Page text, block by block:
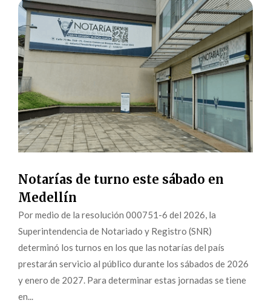
Notarías de turno este sábado en
Medellín
Por medio de la resolución 000751-6 del 2026, la
Superintendencia de Notariado y Registro (SNR)
determinó los turnos en los que las notarías del país
prestarán servicio al público durante los sábados de 2026
y enero de 2027. Para determinar estas jornadas se tiene
en...